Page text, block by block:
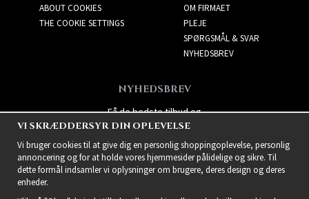
ABOUT COOKIES
THE COOKIE SETTINGS
OM FIRMAET
PLEJE
SPØRGSMÅL & SVAR
NYHEDSBREV
NYHEDSBREV
Få de bedste tilbud og
spændende nye produkter!
VI SKRÆDDERSYR DIN OPLEVELSE
Vi bruger cookies til at give dig en personlig shoppingoplevelse, personlig
annoncering og for at holde vores hjemmesider pålidelige og sikre. Til
dette formål indsamler vi oplysninger om brugere, deres design og deres
enheder.